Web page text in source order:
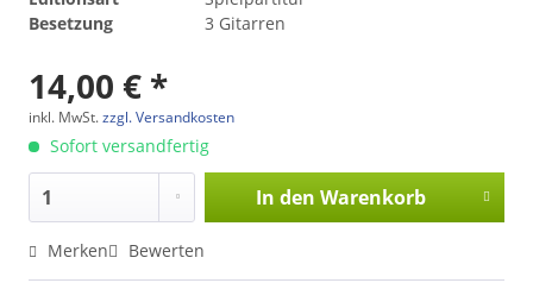
Besetzung
3 Gitarren
14,00 € *
inkl. MwSt.zzgl. Versandkosten
Sofort versandfertig
In den Warenkorb
Merken Bewerten